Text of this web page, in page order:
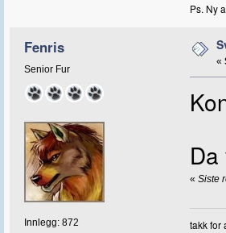
Ps. Ny
Fenris
Senior Fur
Innlegg: 872
«
« Siste
takk for